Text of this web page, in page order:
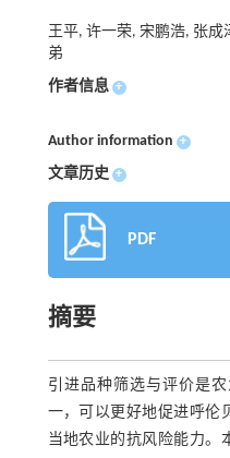
王平, 许一荣, 宋鹏浩, 张
弟
作者信息 +
Author information +
文章历史 +
PDF
摘要
引进品种筛选与评价是
一，可以更好地促进呼伦
当地农业的抗风险能力。